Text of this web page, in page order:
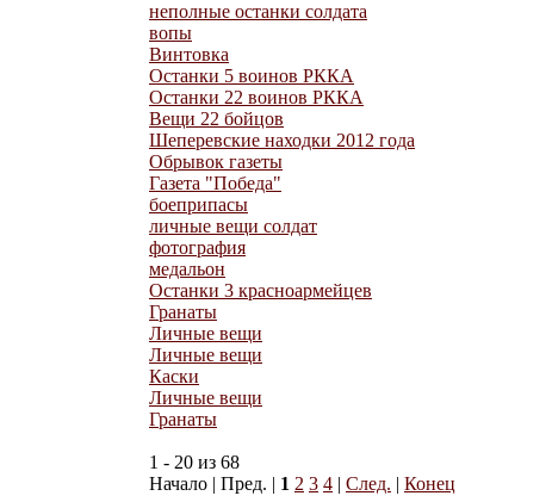
неполные останки солдата
вопы
Винтовка
Останки 5 воинов РККА
Останки 22 воинов РККА
Вещи 22 бойцов
Шеперевские находки 2012 года
Обрывок газеты
Газета "Победа"
боеприпасы
личные вещи солдат
фотография
медальон
Останки 3 красноармейцев
Гранаты
Личные вещи
Личные вещи
Каски
Личные вещи
Гранаты
1 - 20 из 68
Начало | Пред. | 1 2 3 4 | След. | Конец